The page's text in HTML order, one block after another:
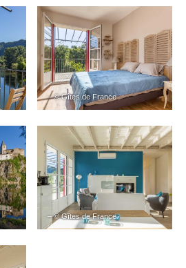
– © Gîtes de France
– © Gîtes de France